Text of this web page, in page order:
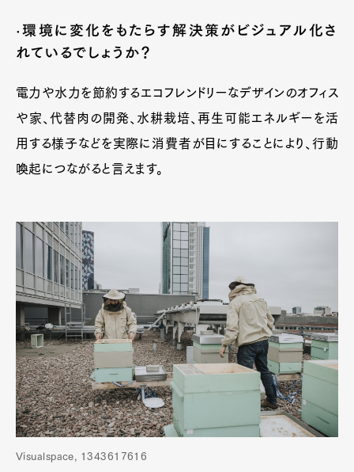
·環境に変化をもたらす解決策がビジュアル化さ
れているでしょうか？
電力や水力を節約するエコフレンドリーなデザインのオフィス
や家、代替肉の開発、水耕栽培、再生可能エネルギーを活
用する様子などを実際に消費者が目にすることにより、行動
喚起につながると言えます。
Visualspace, 1343617616